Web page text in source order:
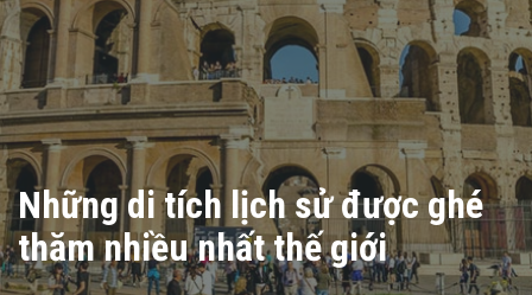
Những di tích lịch sử được ghé
thăm nhiều nhất thế giới